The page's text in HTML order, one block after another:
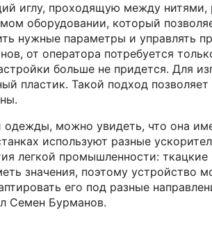
иглу, проходящую между
оборудовании, который
нужные параметры и управлять
от оператора потребуется
больше не придется. Для
пластик. Такой подход
можно увидеть, что она
используют разные
легкой промышленности:
значения, поэтому устройство
его под разные
Семен Бурманов.